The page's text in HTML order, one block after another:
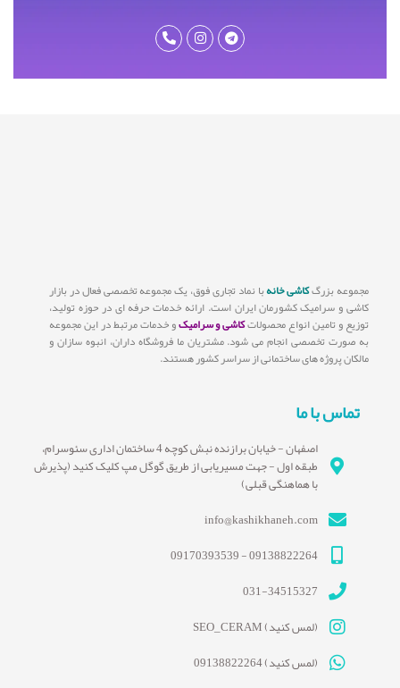
مجموعه بزرگکاشی خانهبا نماد تجاری فوق، یک مجموعه تخصصی فعال در بازار
کاشی و سرامیک کشورمان ایران است. ارائه خدمات حرفه ای در حوزه تولید،
توزیع و تامین انواع محصولاتکاشی و سرامیکو خدمات مرتبط در این مجموعه
به صورت تخصصی انجام می شود. مشتریان ما فروشگاه داران، انبوه سازان و
مالکان پروژه های ساختمانی از سراسر کشور هستند.
تماس با ما
اصفهان - خیابان برازنده نبش کوچه 4 ساختمان اداری سئوسرام،
طبقه اول - جهت مسیریابی از طریق گوگل مپ کلیک کنید (پذیرش
با هماهنگی قبلی)
info@kashikhaneh.com
09138822264 - 09170393539
031-34515327
(لمس کنید) SEO_CERAM
(لمس کنید) 09138822264